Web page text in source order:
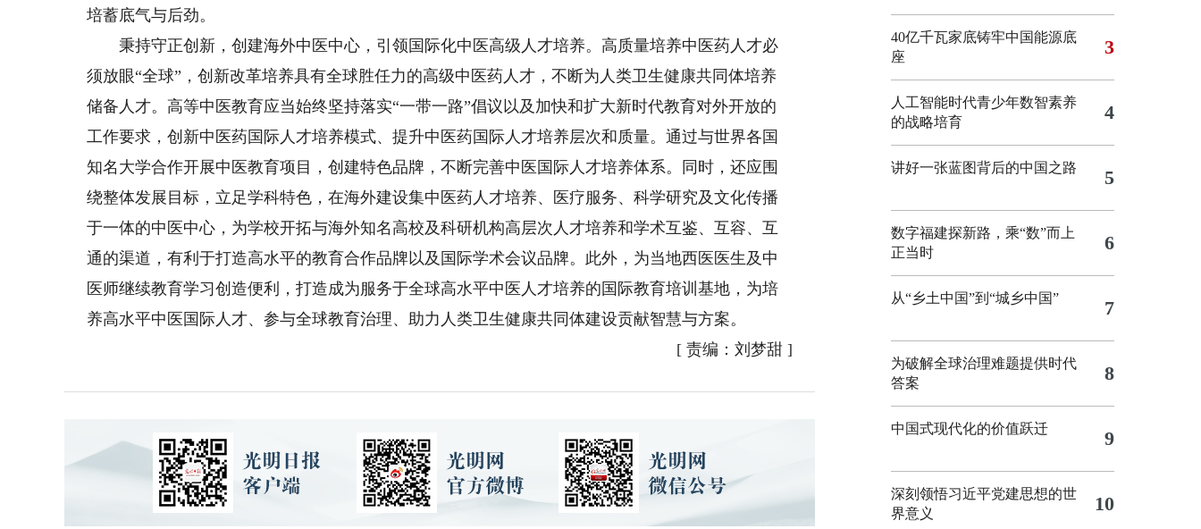
培蓄底气与后劲。
秉持守正创新，创建海外中医中心，引领国际化中医高级人才培养。高质量培养中医药人才必
须放眼“全球”，创新改革培养具有全球胜任力的高级中医药人才，不断为人类卫生健康共同体培养
储备人才。高等中医教育应当始终坚持落实“一带一路”倡议以及加快和扩大新时代教育对外开放的
工作要求，创新中医药国际人才培养模式、提升中医药国际人才培养层次和质量。通过与世界各国
知名大学合作开展中医教育项目，创建特色品牌，不断完善中医国际人才培养体系。同时，还应围
绕整体发展目标，立足学科特色，在海外建设集中医药人才培养、医疗服务、科学研究及文化传播
于一体的中医中心，为学校开拓与海外知名高校及科研机构高层次人才培养和学术互鉴、互容、互
通的渠道，有利于打造高水平的教育合作品牌以及国际学术会议品牌。此外，为当地西医医生及中
医师继续教育学习创造便利，打造成为服务于全球高水平中医人才培养的国际教育培训基地，为培
养高水平中医国际人才、参与全球教育治理、助力人类卫生健康共同体建设贡献智慧与方案。
[ 责编：刘梦甜]
40亿千瓦家底铸牢中国能源底
座
3
人工智能时代青少年数智素养
的战略培育
4
讲好一张蓝图背后的中国之路 5
数字福建探新路，乘“数”而上
正当时
6
从“乡土中国”到“城乡中国” 7
为破解全球治理难题提供时代
答案
8
中国式现代化的价值跃迁 9
深刻领悟习近平党建思想的世
界意义
10